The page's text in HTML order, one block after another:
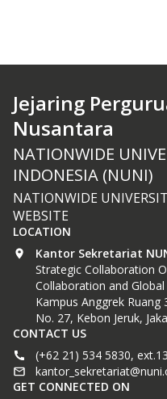
Jejaring
Nusantara
NATIONWIDE
INDONESIA (NUNI)
NATIONWIDE
WEBSITE
LOCATION
Kantor Sekretariat
Strategic Collaboration
Collaboration and
Kampus Anggrek Ruang
No. 27, Kebon Jeruk,
CONTACT US
(+62 21) 534 5830,
GET CONNECTED ON